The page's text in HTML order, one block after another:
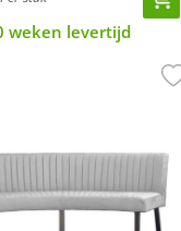
weken levertijd